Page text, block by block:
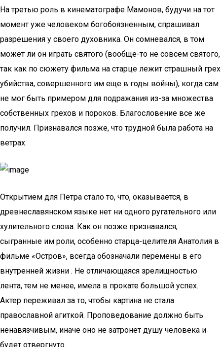
На третью роль в кинематографе Мамонов, будучи на тот
момент уже человеком богобоязненным, спрашивал
разрешения у своего духовника. Он сомневался, в том
может ли он играть святого (вообще-то не совсем святого,
так как по сюжету фильма на старце лежит страшный грех
убийства, совершенного им еще в годы войны), когда сам
не мог быть примером для подражания из-за множества
собственных грехов и пороков. Благословение все же
получил. Признавался позже, что трудной была работа на
ветрах.
Открытием для Петра стало то, что, оказывается, в
древнеславянском языке нет ни одного ругательного или
хулительного слова. Как он позже признавался,
сыгранные им роли, особенно старца-целителя Анатолия в
фильме «Остров», всегда обозначали перемены в его
внутренней жизни . Не отличающаяся зрелищностью
лента, тем не менее, имела в прокате большой успех.
Актер переживал за то, чтобы картина не стала
православной агиткой. Проповедование должно быть
ненавязчивым, иначе оно не затронет душу человека и
будет отвергнуто.